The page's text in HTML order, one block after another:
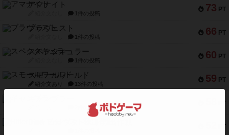
73 PT
アマナイト
1件の投稿
66 PT
ブラヴェスト
1件の投稿
60 PT
スペクタキュラー
1件の投稿
59 PT
スモールワールド
紹介文あり 13件の投稿
PT
2件の投稿
PT